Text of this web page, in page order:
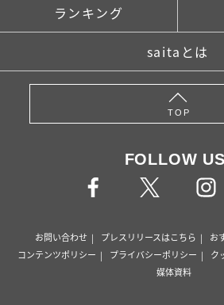
ランキング
saitaとは
TOP
FOLLOW
お問い合わせ プレスリリースはこちら お
コンテンツポリシー
プライバシーポリシー ク
媒体資料